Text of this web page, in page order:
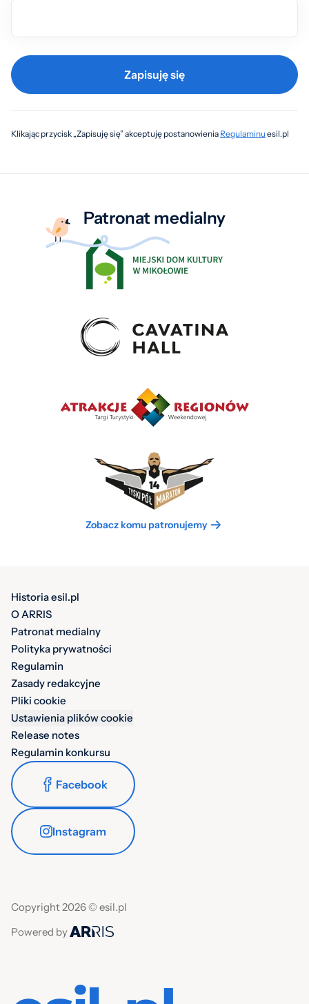
Zapisuję się
Klikając przycisk „Zapisuję się” akceptuję postanowienia Regulaminuesil.pl
Patronat medialny
Zobacz komu patronujemy
Historia esil.pl
O ARRIS
Patronat medialny
Polityka prywatności
Regulamin
Zasady redakcyjne
Pliki cookie
Ustawienia plików cookie
Release notes
Regulamin konkursu
Facebook
Instagram
Copyright 2026 © esil.pl
Powered by